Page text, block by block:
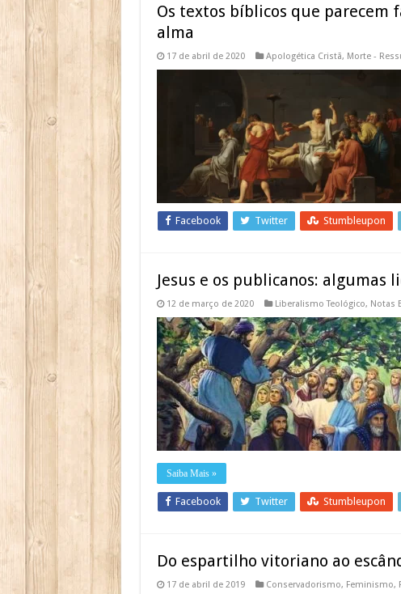
Os textos bíblicos que parecem
alma
17 de abril de 2020 Apologética Cristã, Morte -
Facebook Twitter Stumbleupon
Jesus e os publicanos: algumas
12 de março de 2020 Liberalismo Teológico, Notas
Saiba Mais »
Facebook Twitter Stumbleupon
Do espartilho vitoriano ao
17 de abril de 2019 Conservadorismo, Feminismo,